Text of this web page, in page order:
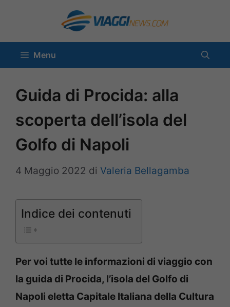
contenuto
Menu
Guida di Procida: alla
scoperta dell’isola del
Golfo di Napoli
4 Maggio 2022 di Valeria Bellagamba
Indice dei contenuti
Per voi tutte le informazioni di viaggio con
la guida di Procida, l’isola del Golfo di
Napoli eletta Capitale Italiana della Cultura